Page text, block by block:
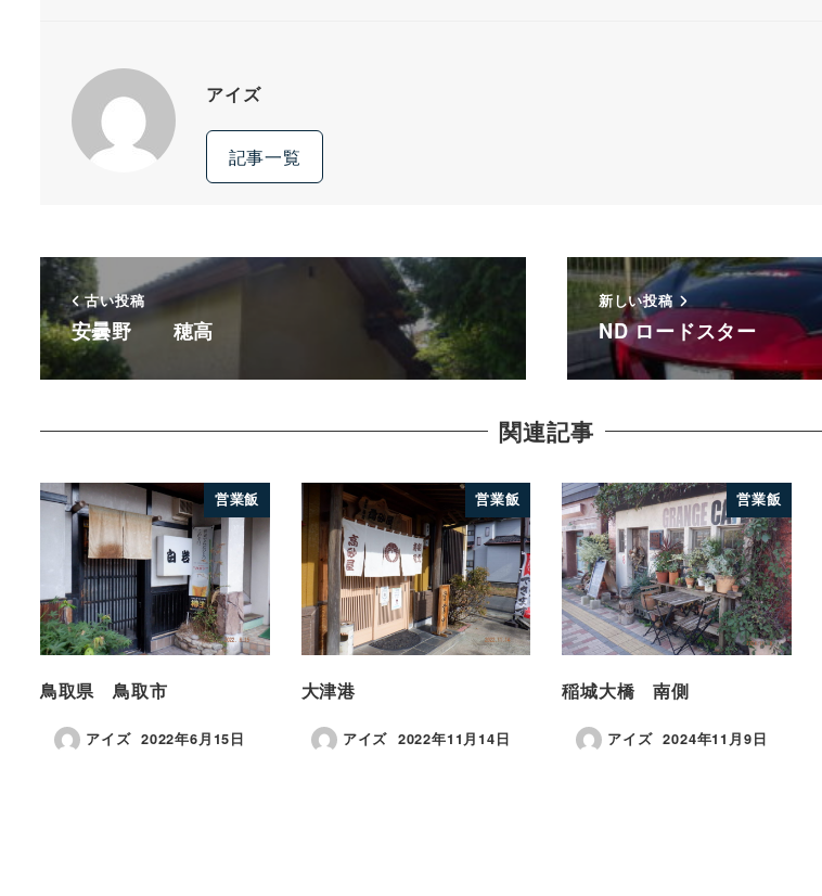
アイズ
記事一覧
古い投稿
安曇野 穂高
新しい投稿
ND ロードスター
関連記事
営業飯
鳥取県 鳥取市
アイズ 2022年6月15日
営業飯
大津港
アイズ 2022年11月14日
営業飯
稲城大橋 南側
アイズ 2024年11月9日